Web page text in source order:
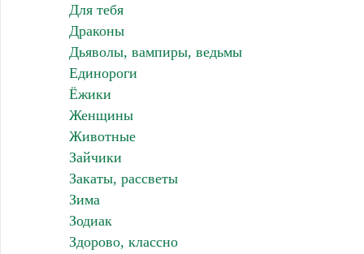
Для тебя
Драконы
Дьяволы, вампиры, ведьмы
Единороги
Ёжики
Женщины
Животные
Зайчики
Закаты, рассветы
Зима
Зодиак
Здорово, классно